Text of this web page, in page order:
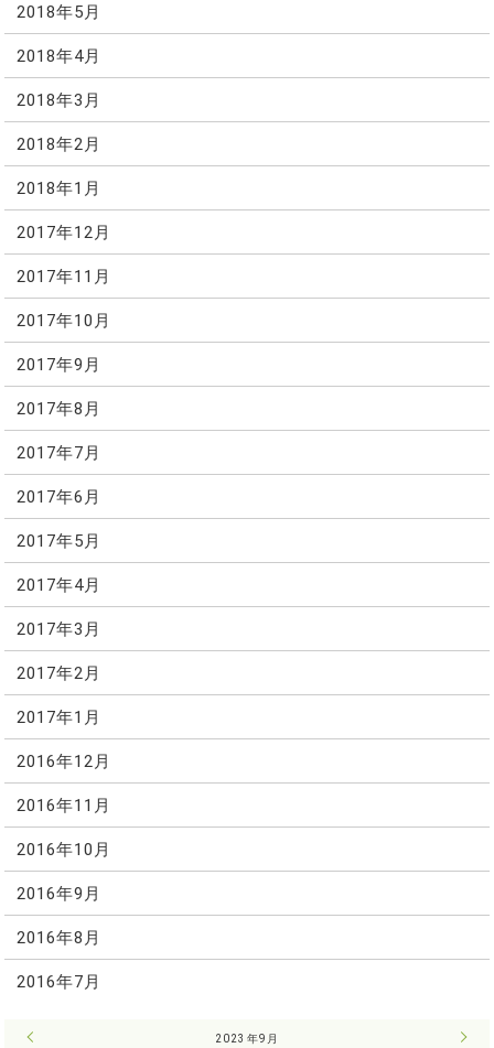
2018年5月
2018年4月
2018年3月
2018年2月
2018年1月
2017年12月
2017年11月
2017年10月
2017年9月
2017年8月
2017年7月
2017年6月
2017年5月
2017年4月
2017年3月
2017年2月
2017年1月
2016年12月
2016年11月
2016年10月
2016年9月
2016年8月
2016年7月
2023年9月 10